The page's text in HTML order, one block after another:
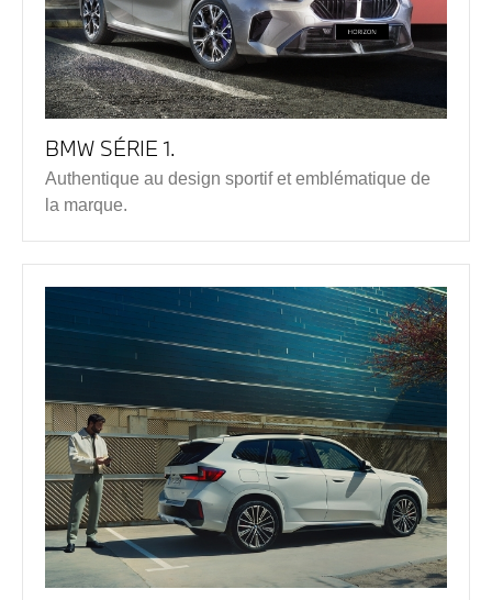
BMW SÉRIE 1.
Authentique au design sportif et emblématique de
la marque.